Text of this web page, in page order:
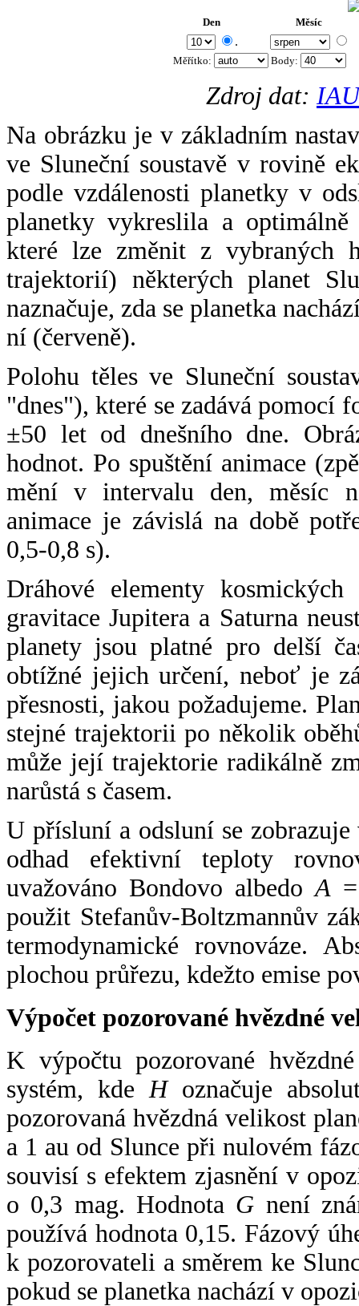
Den Měsíc
.
Měřítko: Body:
Zdroj dat:
Na obrázku je v základním
ve Sluneční soustavě v rovině
podle vzdálenosti planetky v
planetky vykreslila a
které lze změnit z vybraných
trajektorií) některých planet
naznačuje, zda se planetka
ní (červeně).
Polohu těles ve Sluneční
"dnes"), které se zadává pomocí
±50 let od dnešního dne.
hodnot. Po spuštění animace
mění v intervalu den, měsíc
animace je závislá na době
0,5-0,8 s).
Dráhové elementy
gravitace Jupitera a Saturna
planety jsou platné pro delší
obtížné jejich určení, neboť je
přesnosti, jakou požadujeme.
stejné trajektorii po několik
může její trajektorie radikálně
narůstá s časem.
U přísluní a odsluní se
odhad efektivní teploty
uvažováno Bondovo albedoA
použit Stefanův-Boltzmannův
termodynamické rovnováze.
plochou průřezu, kdežto emise
Výpočet pozorované hvězdné
K výpočtu pozorované
systém, kde Hoznačuje
pozorovaná hvězdná velikost
a 1 au od Slunce při nulovém
souvisí s efektem zjasnění v
o 0,3 mag. Hodnota G není
používá hodnota 0,15. Fázový
k pozorovateli a směrem ke
pokud se planetka nachází v